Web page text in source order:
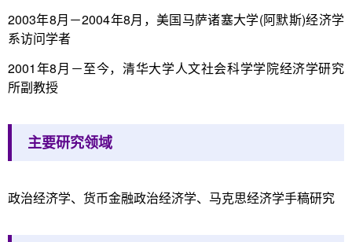
2003年8月－2004年8月，美国马萨诸塞大学(阿默斯)经济学
系访问学者
2001年8月－至今，清华大学人文社会科学学院经济学研究
所副教授
主要研究领域
政治经济学、货币金融政治经济学、马克思经济学手稿研究